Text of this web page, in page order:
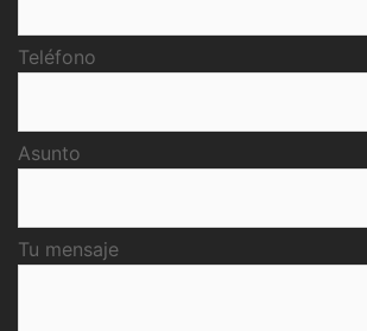
Teléfono
Asunto
Tu mensaje